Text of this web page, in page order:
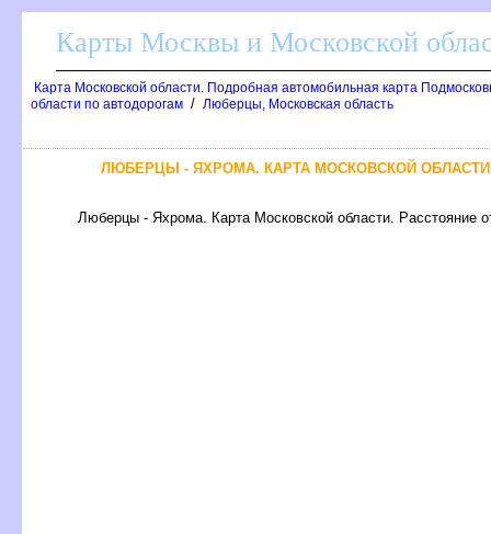
Карты Москвы и Московской
Карта Московской области. Подробная автомобильная карта
области по автодорогам / Люберцы, Московская область
ЛЮБЕРЦЫ - ЯХРОМА. КАРТА МОСКОВСКОЙ
Люберцы - Яхрома. Карта Московской области. Расстояние